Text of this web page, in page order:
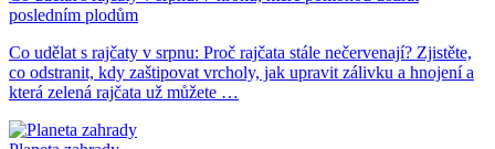
posledním plodům
Co udělat s rajčaty v srpnu: Proč rajčata stále nečervenají? Zjistěte,
co odstranit, kdy zaštipovat vrcholy, jak upravit zálivku a hnojení a
která zelená rajčata už můžete …